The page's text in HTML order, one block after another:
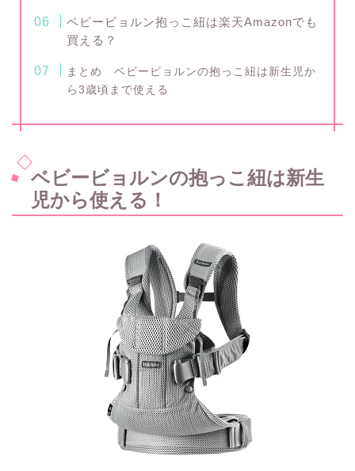
ベビービョルン抱っこ紐は楽天Amazonでも
買える？
まとめ ベビービョルンの抱っこ紐は新生児か
ら3歳頃まで使える
ベビービョルンの抱っこ紐は新生
児から使える！